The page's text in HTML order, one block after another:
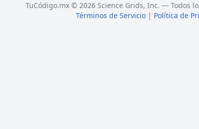
TuCódigo.mx © 2026 Science Grids, Inc. — Todos
Términos de Servicio | Política de